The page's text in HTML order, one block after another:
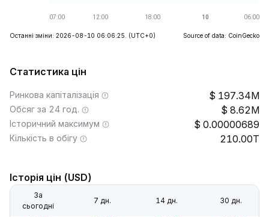
Останні зміни: 2026-08-10 06:06:25. (UTC+0) Source of data: CoinGecko
Статистика цін
Ринкова капіталізація 197.34M
Обсяг за 24 год. 8.62M
Історичний максимум 0.00000689
Кількість в обігу 210.00T
Історія цін (USD)
За
сьогодні
7 дн. 14 дн. 30 дн.